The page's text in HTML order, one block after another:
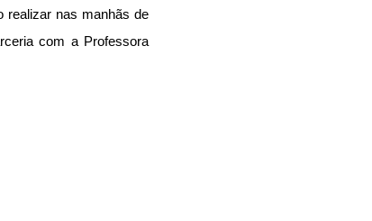
realizar nas manhãs de
com a Professora